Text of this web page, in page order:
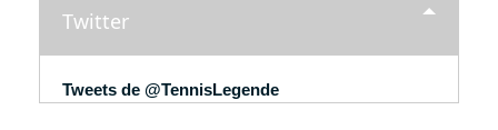
Twitter
Tweets de @TennisLegende